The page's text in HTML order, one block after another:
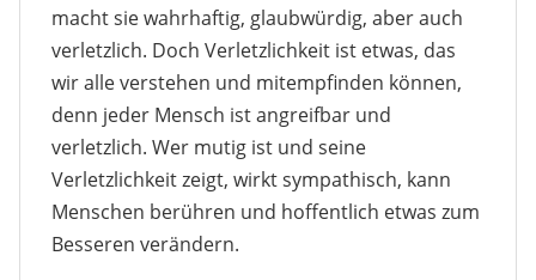
macht sie wahrhaftig, glaubwürdig, aber auch
verletzlich. Doch Verletzlichkeit ist etwas, das
wir alle verstehen und mitempfinden können,
denn jeder Mensch ist angreifbar und
verletzlich. Wer mutig ist und seine
Verletzlichkeit zeigt, wirkt sympathisch, kann
Menschen berühren und hoffentlich etwas zum
Besseren verändern.